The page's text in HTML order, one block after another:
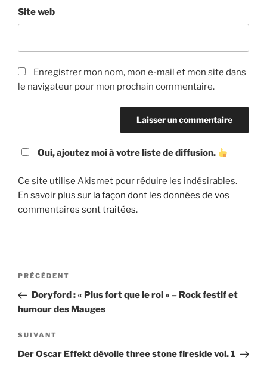
Site web
Enregistrer mon nom, mon e-mail et mon site dans
le navigateur pour mon prochain commentaire.
Oui, ajoutez moi à votre liste de diffusion.
Ce site utilise Akismet pour réduire les indésirables.
En savoir plus sur la façon dont les données de vos
commentaires sont traitées.
Navigation
l’article
Article
précédent
PRÉCÉDENT
Doryford : « Plus fort que le roi » – Rock festif et
humour des Mauges
Article
suivant
SUIVANT
Der Oscar Effekt dévoile three stone fireside vol. 1